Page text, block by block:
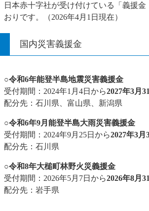
日本赤十字社が受け付けている「義援金
おりです。（2026年4月1日現在）
国内災害義援金
○令和6年能登半島地震災害義援金
受付期間：2024年1月4日から2027年3月
配分先：石川県、富山県、新潟県
○令和6年9月能登半島大雨災害義援金
受付期間：2024年9月25日から2027年3月
配分先：石川県​
○令和8年大槌町林野火災義援金
受付期間：2026年5月7日から2026年8月
配分先：岩手県